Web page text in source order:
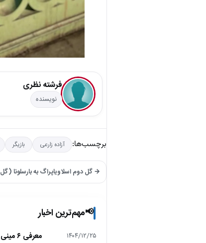
فرشته نظری
نویسنده
برچسب‌ها: آزاده زارعی بازیگر
→ گل دوم اسلاویاپراگ به بارسلونا
📢مهم‌ترین اخبار
۱۴۰۴/۱۲/۲۵ معرفی ۶ مینی سریال ۲۰۲۵ که نباید از دست بدهید!